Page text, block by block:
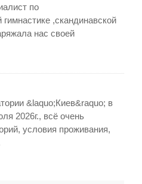
по
,скандинавской
нас своей
&laquo;Киев&raquo; в
2026г., всё очень
условия проживания,